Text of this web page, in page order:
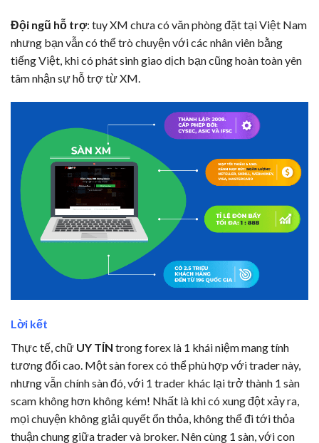
Đội ngũ hỗ trợ: tuy XM chưa có văn phòng đặt tại Việt Nam
nhưng bạn vẫn có thể trò chuyện với các nhân viên bằng
tiếng Việt, khi có phát sinh giao dịch bạn cũng hoàn toàn yên
tâm nhận sự hỗ trợ từ XM.
Lời kết
Thực tế, chữ UY TÍN trong forex là 1 khái niệm mang tính
tương đối cao. Một sàn forex có thể phù hợp với trader này,
nhưng vẫn chính sàn đó, với 1 trader khác lại trở thành 1 sàn
scam không hơn không kém! Nhất là khi có xung đột xảy ra,
mọi chuyện không giải quyết ổn thỏa, không thể đi tới thỏa
thuận chung giữa trader và broker. Nên cùng 1 sàn, với con